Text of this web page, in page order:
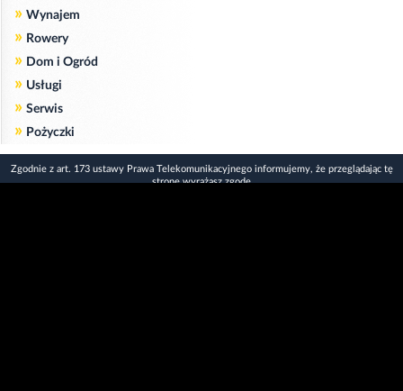
» Wynajem
» Rowery
» Dom i Ogród
» Usługi
» Serwis
» Pożyczki
Zgodnie z art. 173 ustawy Prawa Telekomunikacyjnego informujemy, że przeglądając tę
stronę wyrażasz zgodę